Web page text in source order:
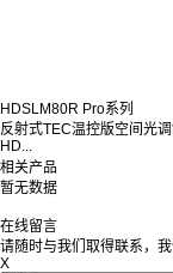
HDSLM80R Pro系列
反射式TEC温控版空间光
HD...
相关产品
暂无数据
在线留言
请随时与我们取得联系，
X